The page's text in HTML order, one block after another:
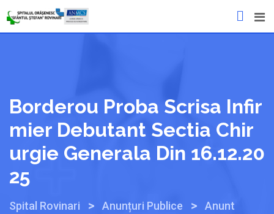
Borderou Proba Scrisa Infir
Mier Debutant Sectia Chir
Urgie Generala Din 16.12.20
25
Spital Rovinari > Anunțuri Publice >
Anunt